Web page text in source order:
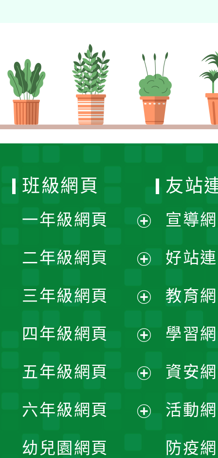
班級網頁
一年級網頁
開
選
單
二年級網頁
開
選
單
三年級網頁
開
選
單
四年級網頁
開
選
五年級網頁
開
六年級網頁
幼兒園網頁
友站
宣導
好站
教育
學習
資安
活動
防疫